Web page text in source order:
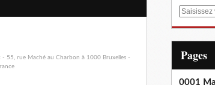
E
Pages
0001